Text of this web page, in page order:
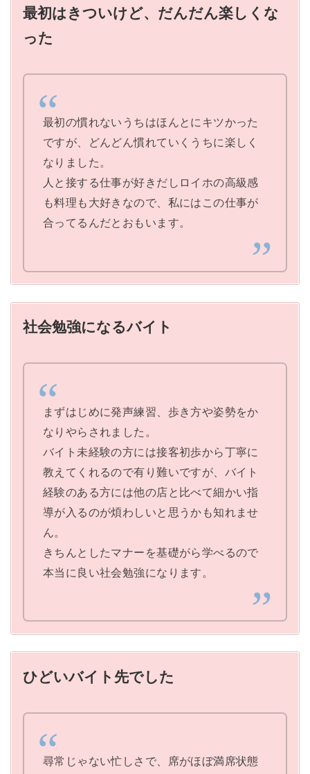
最初はきついけど、だんだん楽しくな
った
最初の慣れないうちはほんとにキツかった
ですが、どんどん慣れていくうちに楽しく
なりました。
人と接する仕事が好きだしロイホの高級感
も料理も大好きなので、私にはこの仕事が
合ってるんだとおもいます。
社会勉強になるバイト
まずはじめに発声練習、歩き方や姿勢をか
なりやらされました。
バイト未経験の方には接客初歩から丁寧に
教えてくれるので有り難いですが、バイト
経験のある方には他の店と比べて細かい指
導が入るのが煩わしいと思うかも知れませ
ん。
きちんとしたマナーを基礎がら学べるので
本当に良い社会勉強になります。
ひどいバイト先でした
尋常じゃない忙しさで、席がほぼ満席状態